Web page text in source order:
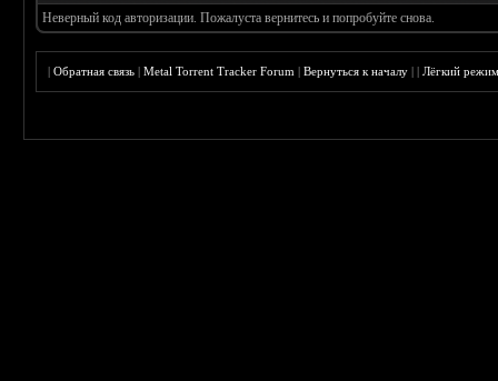
Неверный код авторизации. Пожалуста вернитесь и попробуйте снова.
|Обратная связь |Metal Torrent Tracker Forum |Вернуться к началу ||Лёгкий